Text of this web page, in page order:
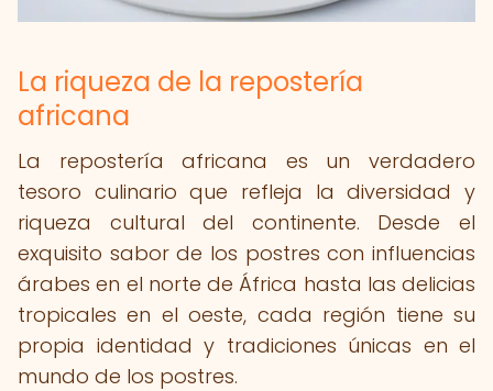
La riqueza de la repostería
africana
La repostería africana es un verdadero
tesoro culinario que refleja la diversidad y
riqueza cultural del continente. Desde el
exquisito sabor de los postres con influencias
árabes en el norte de África hasta las delicias
tropicales en el oeste, cada región tiene su
propia identidad y tradiciones únicas en el
mundo de los postres.